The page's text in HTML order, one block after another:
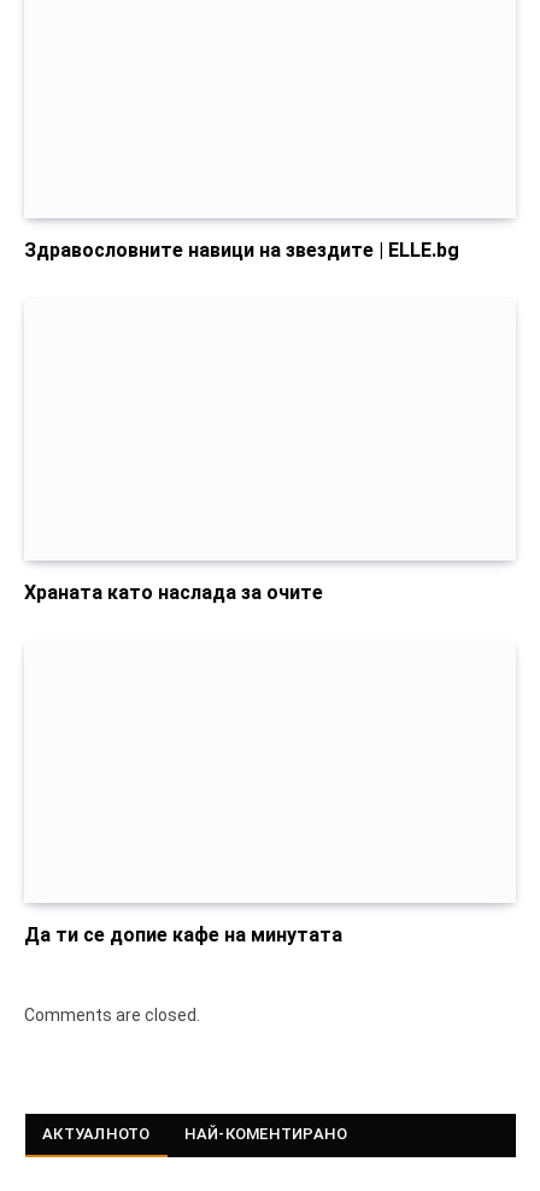
Здравословните навици на звездите | ELLE.bg
Храната като наслада за очите
Да ти се допие кафе на минутата
Comments are closed.
АКТУАЛНОТО НАЙ-КОМЕНТИРАНО